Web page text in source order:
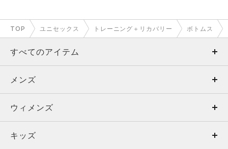
TOP ユニセックス トレーニング＋リカバリー ボトムス
すべてのアイテム
メンズ
ウィメンズ
キッズ
メンズ
トップス
ボトムス
ウィメンズ
トップス
キッズ